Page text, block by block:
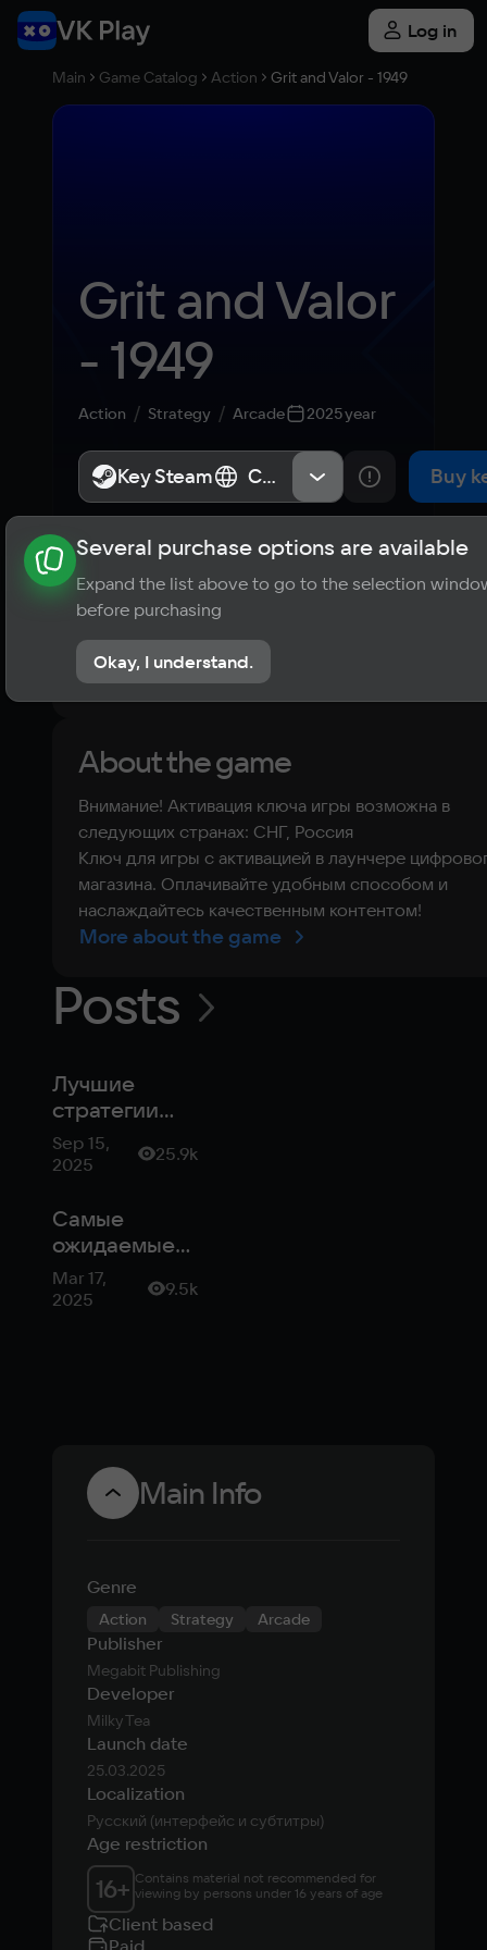
Log in
Main Game Catalog Action Grit and Valor - 1949
Grit and Valor
- 1949
Action Strategy Arcade 2025 year
Key Steam СНГ, Россия Buy
About the game News Publications
? Player ratings
No reviews
About the game
Внимание! Активация ключа игры возможна в
следующих странах: СНГ, Россия
Ключ для игры с активацией в лаунчере
магазина. Оплачивайте удобным способом и
наслаждайтесь качественным контентом!
More about the game
Posts
Лучшие
стратегии
2025 года
Sep 15,
2025
25.9k
Самые
ожидаемые
стратегии
2025 года: от
Mar 17,
2025
9.5k
Main Info
Genre
Action Strategy Arcade
Publisher
Megabit Publishing
Developer
Milky Tea
Launch date
25.03.2025
Localization
Русский (интерфейс и субтитры)
Age restriction
16+ Contains material not recommended for
viewing by persons under 16 years of age
Client based
Paid
Key Steam СНГ, Россия
Several purchase options are available
Expand the list above to go to the selection
before purchasing
Okay, I understand.